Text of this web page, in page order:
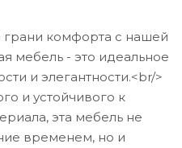
грани комфорта с нашей
мебель - это идеальное
и элегантности.<br/>
и устойчивого к
эта мебель не
временем, но и